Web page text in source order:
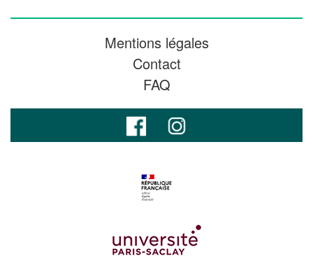
Mentions légales
Contact
FAQ